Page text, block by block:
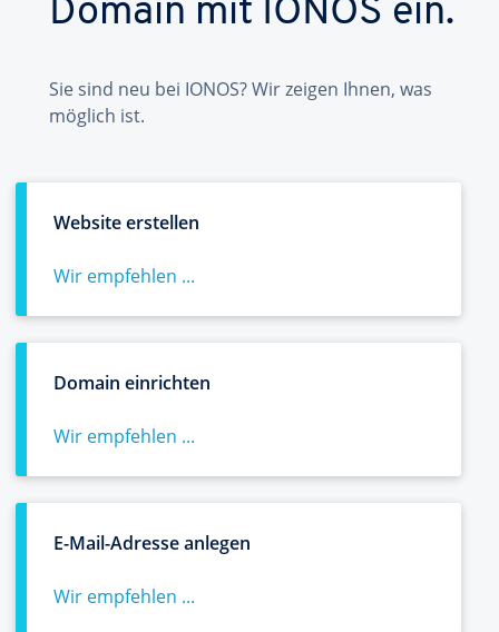
Domain mit IONOS ein.
Sie sind neu bei IONOS? Wir zeigen Ihnen, was
möglich ist.
Website erstellen
Wir empfehlen ...
Domain einrichten
Wir empfehlen ...
E-Mail-Adresse anlegen
Wir empfehlen ...